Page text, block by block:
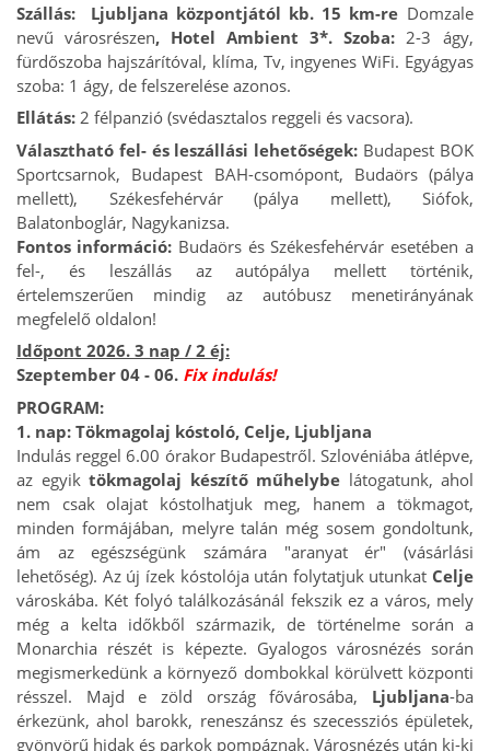
Szállás: Ljubljana központjától kb. 15 km-re Domzale
nevű városrészen, Hotel Ambient 3*. Szoba: 2-3 ágy,
fürdőszoba hajszárítóval, klíma, Tv, ingyenes WiFi. Egyágyas
szoba: 1 ágy, de felszerelése azonos.
Ellátás: 2 félpanzió (svédasztalos reggeli és vacsora).
Választható fel- és leszállási lehetőségek: Budapest BOK
Sportcsarnok, Budapest BAH-csomópont, Budaörs (pálya
mellett), Székesfehérvár (pálya mellett), Siófok,
Balatonboglár, Nagykanizsa.
Fontos információ: Budaörs és Székesfehérvár esetében a
fel-, és leszállás az autópálya mellett történik,
értelemszerűen mindig az autóbusz menetirányának
megfelelő oldalon!
Időpont 2026. 3 nap / 2 éj:
Szeptember 04 - 06. Fix indulás!
PROGRAM:
1. nap: Tökmagolaj kóstoló, Celje, Ljubljana
Indulás reggel 6.00 órakor Budapestről. Szlovéniába átlépve,
az egyik tökmagolaj készítő műhelybe látogatunk, ahol
nem csak olajat kóstolhatjuk meg, hanem a tökmagot,
minden formájában, melyre talán még sosem gondoltunk,
ám az egészségünk számára "aranyat ér" (vásárlási
lehetőség). Az új ízek kóstolója után folytatjuk utunkat Celje
városkába. Két folyó találkozásánál fekszik ez a város, mely
még a kelta időkből származik, de történelme során a
Monarchia részét is képezte. Gyalogos városnézés során
megismerkedünk a környező dombokkal körülvett központi
résszel. Majd e zöld ország fővárosába, Ljubljana-ba
érkezünk, ahol barokk, reneszánsz és szecessziós épületek,
gyönyörű hidak és parkok pompáznak. Városnézés után ki-ki